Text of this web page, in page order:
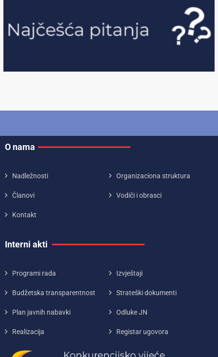
O nama
Nadležnosti Organizaciona struktura
Članovi Vodiči i obrasci
Kontakt
Interni akti
Programi rada Izvještaji
Budžetska transparentnost Strateški dokumenti
Plan javnih nabavki Odluke JN
Realizacija Registar ugovora